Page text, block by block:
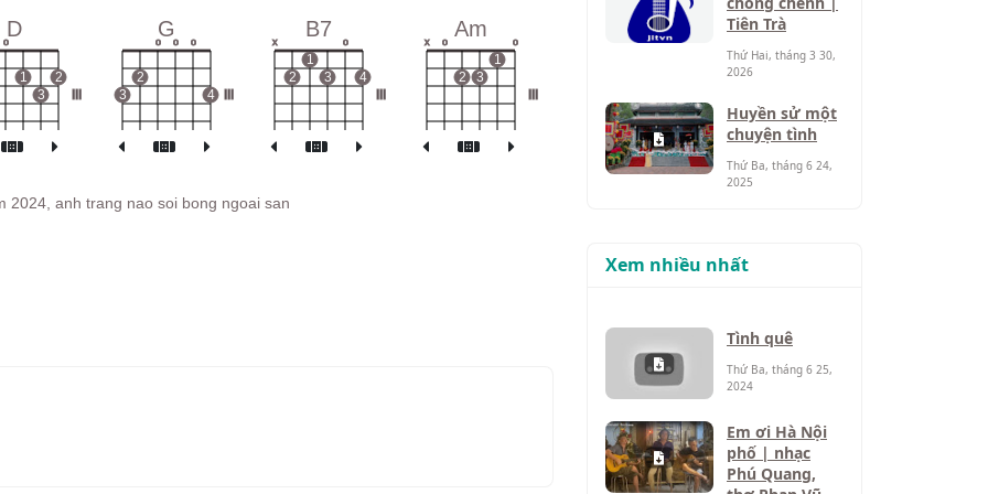
D
o
1
3
2
G
3
2
o o o
4
B7
x
2
1
3
o
4
Am
x o
2 3
1
o
2024, anh trang nao soi bong ngoai san
Tiên Trà
Thứ Hai, tháng 3 30,
2026
Huyền sử một
chuyện tình
Thứ Ba, tháng 6 24,
2025
Xem nhiều nhất
Tình quê
Thứ Ba, tháng 6 25,
2024
Em ơi Hà Nội
phố | nhạc
Phú Quang,